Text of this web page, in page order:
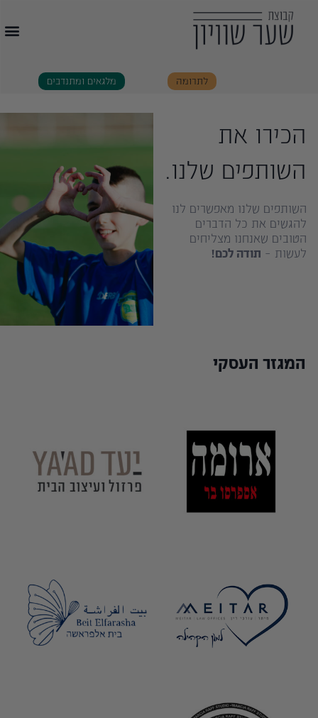
לתרומה מלגאים ומתנדבים
הכירו את
השותפים שלנו.
השותפים שלנו מאפשרים לנו
להגשים את כל הדברים
הטובים שאנחנו מצליחים
לעשות – תודה לכם!
המגזר העסקי